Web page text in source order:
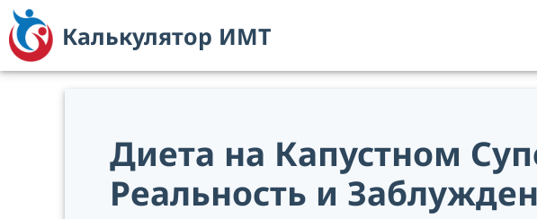
Перейти
содержимому
Калькулятор ИМТ
Диета на Капустном
Реальность и